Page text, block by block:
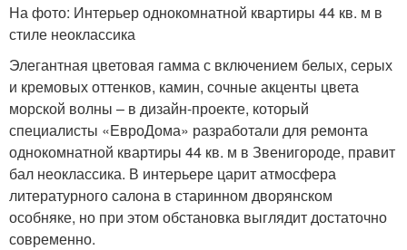
На фото: Интерьер однокомнатной квартиры 44 кв. м в
стиле неоклассика
Элегантная цветовая гамма с включением белых, серых
и кремовых оттенков, камин, сочные акценты цвета
морской волны – в дизайн-проекте, который
специалисты «ЕвроДома» разработали для ремонта
однокомнатной квартиры 44 кв. м в Звенигороде, правит
бал неоклассика. В интерьере царит атмосфера
литературного салона в старинном дворянском
особняке, но при этом обстановка выглядит достаточно
современно.